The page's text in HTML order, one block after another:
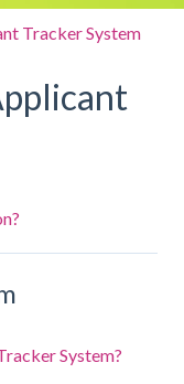
Tracker System
System?